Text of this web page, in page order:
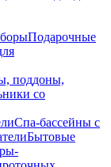
Подарочные
поддоны,
со
Спа-бассейны с
Бытовые